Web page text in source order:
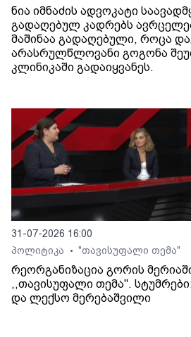
ნია იმნაძის ადვოკატი
გადაღებულ კადრებს
მაშინაა გადაღებული, როცა
არასრულწლოვანი გოგონა
კლინიკაში გადაიყვანეს.
31-07-2026 16:00
პოლიტიკა
• "თავისუფალი თემა"
რეორგანიზაცია გორის
,,თავისუფალი თემა".
და ლექსო მერებაშვილი